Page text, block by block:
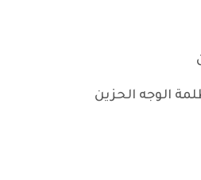
الوجه الحزين